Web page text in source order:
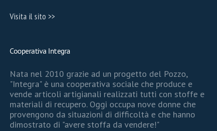
Visita il sito >>
Cooperativa Integra
Nata nel 2010 grazie ad un progetto del Pozzo,
"Integra" è una cooperativa sociale che produce e
vende articoli artigianali realizzati tutti con stoffe e
materiali di recupero. Oggi occupa nove donne che
provengono da situazioni di difficoltà e che hanno
dimostrato di "avere stoffa da vendere!"